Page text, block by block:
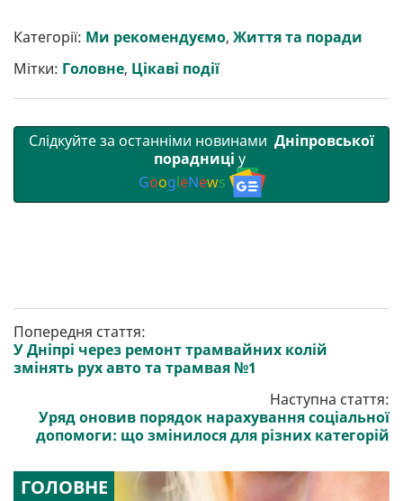
р
и
т
и
b
o
o
k
e
r
l g
r
a
m
s
A
p
p
r l
Категорії: Ми рекомендуємо, Життя та поради
Мітки: Головне, Цікаві події
Слідкуйте за останніми новинами Дніпровської
порадниці у
GoogleNews
Попередня стаття:
У Дніпрі через ремонт трамвайних колій
змінять рух авто та трамвая №1
Наступна стаття:
Уряд оновив порядок нарахування соціальної
допомоги: що змінилося для різних категорій
ГОЛОВНЕ